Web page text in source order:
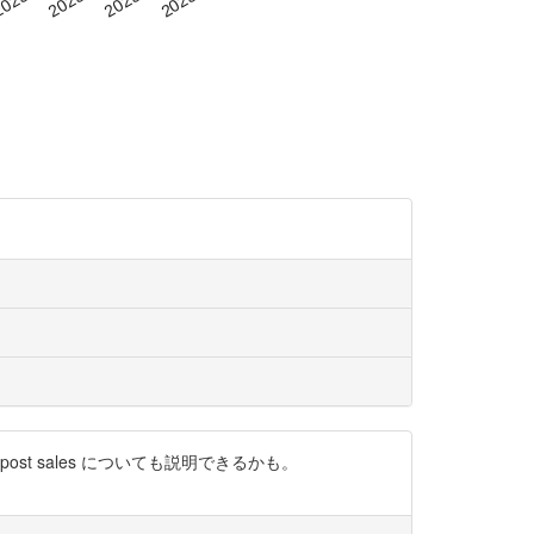
sales についても説明できるかも。